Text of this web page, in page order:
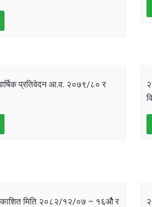
प्रतिवेदन आ.व. २०७९/८० र
मिति २०८२/१२/०७ – १६औै‌ र